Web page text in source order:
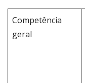
Competência
geral